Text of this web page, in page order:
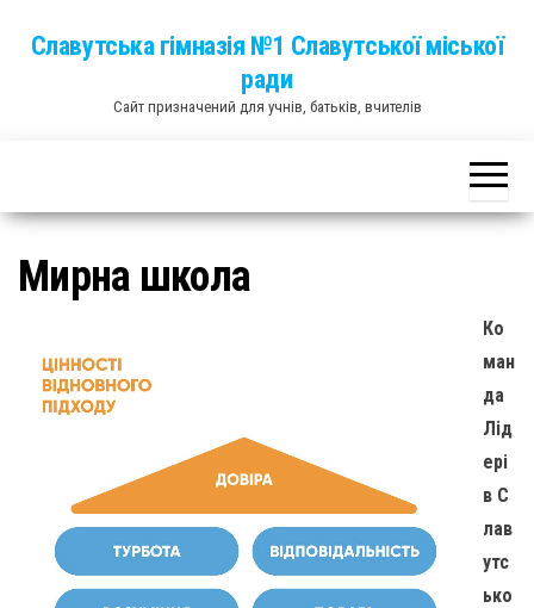
Славутська гімназія №1 Славутської міської
ради
Сайт призначений для учнів, батьків, вчителів
Мирна школа
Ко
ман
да
Лід
ері
в С
лав
утс
ько